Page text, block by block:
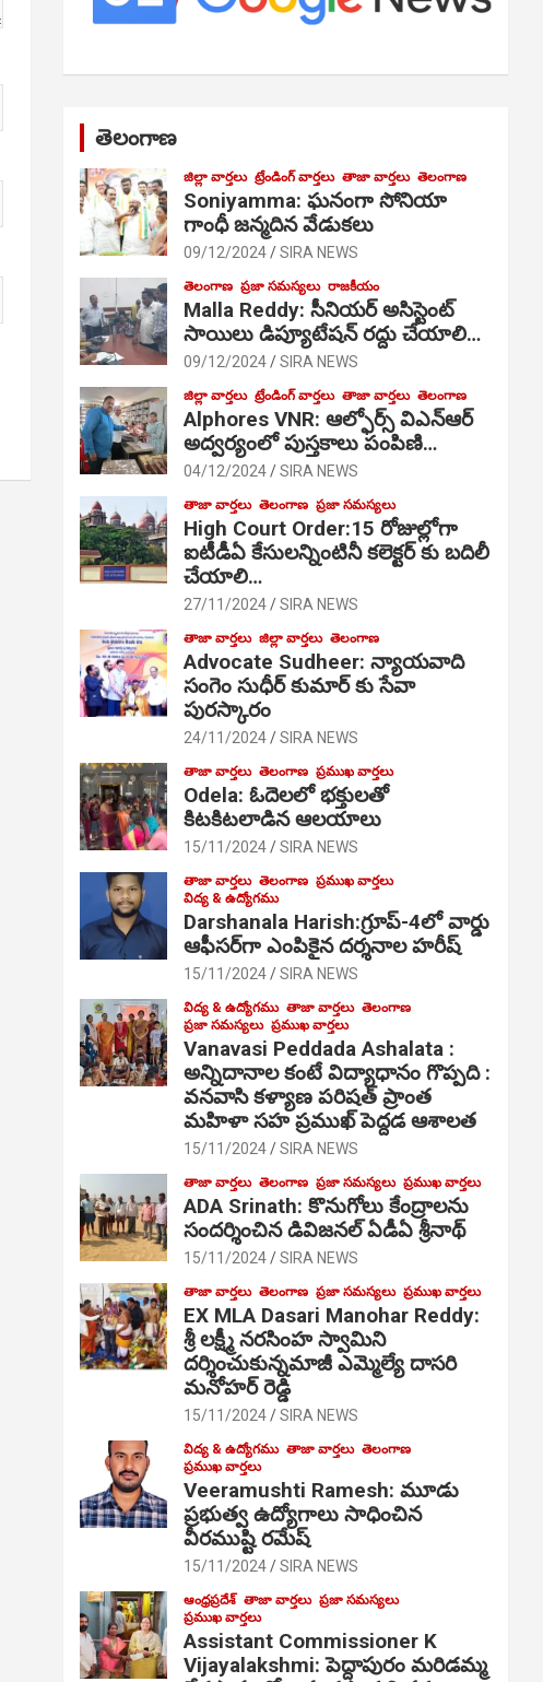
తెలంగాణ
జిల్లా వార్తలు ట్రేండింగ్ వార్తలు తాజా వార్తలు తెలంగాణ
Soniyamma: ఘ‌నంగా సోనియా
గాంధీ జ‌న్మ‌దిన వేడుక‌లు
09/12/2024 SIRA NEWS
తెలంగాణ ప్రజా సమస్యలు రాజకీయం
Malla Reddy: సీనియర్ అసిస్టెంట్
సాయిలు డిప్యూటేషన్ రద్దు చేయాలి…
09/12/2024 SIRA NEWS
జిల్లా వార్తలు ట్రేండింగ్ వార్తలు తాజా వార్తలు తెలంగాణ
Alphores VNR: ఆల్ఫోర్స్ విఎన్ఆర్
అద్వర్యంలో పుస్తకాలు పంపిణి…
04/12/2024 SIRA NEWS
తాజా వార్తలు తెలంగాణ ప్రజా సమస్యలు
High Court Order:15 రోజుల్లోగా
ఐటీడీఏ కేసులన్నింటినీ కలెక్టర్ కు బదిలీ
చేయాలి…
27/11/2024 SIRA NEWS
తాజా వార్తలు జిల్లా వార్తలు తెలంగాణ
Advocate Sudheer: న్యాయవాది
సంగెం సుధీర్ కుమార్ కు సేవా
పురస్కారం
24/11/2024 SIRA NEWS
తాజా వార్తలు తెలంగాణ ప్రముఖ వార్తలు
Odela: ఓదెల‌లో భక్తులతో
కిటకిటలాడిన ఆల‌యాలు
15/11/2024 SIRA NEWS
తాజా వార్తలు తెలంగాణ ప్రముఖ వార్తలు
విద్య & ఉద్యోగము
Darshanala Harish:గ్రూప్-4లో వార్డు
ఆఫీసర్‌గా ఎంపికైన దర్శనాల హరీష్
15/11/2024 SIRA NEWS
విద్య & ఉద్యోగము తాజా వార్తలు తెలంగాణ
ప్రజా సమస్యలు ప్రముఖ వార్తలు
Vanavasi Peddada Ashalata :
అన్నిదానాల కంటే విద్యాధానం గొప్పది :
వనవాసి కళ్యాణ పరిషత్ ప్రాంత
మహిళా సహ ప్రముఖ్ పెద్దడ ఆశాలత
15/11/2024 SIRA NEWS
తాజా వార్తలు తెలంగాణ ప్రజా సమస్యలు ప్రముఖ వార్తలు
ADA Srinath: కొనుగోలు కేంద్రాల‌ను
సంద‌ర్శించిన డివిజనల్ ఏడీఏ శ్రీనాథ్
15/11/2024 SIRA NEWS
తాజా వార్తలు తెలంగాణ ప్రజా సమస్యలు ప్రముఖ వార్తలు
EX MLA Dasari Manohar Reddy:
శ్రీ లక్ష్మీ నరసింహ స్వామిని
దర్శించుకున్నమాజీ ఎమ్మెల్యే దాసరి
మనోహర్ రెడ్డి
15/11/2024 SIRA NEWS
విద్య & ఉద్యోగము తాజా వార్తలు తెలంగాణ
ప్రముఖ వార్తలు
Veeramushti Ramesh: మూడు
ప్రభుత్వ ఉద్యోగాలు సాధించిన
వీరముష్టి రమేష్
15/11/2024 SIRA NEWS
ఆంధ్రప్రదేశ్ తాజా వార్తలు ప్రజా సమస్యలు
ప్రముఖ వార్తలు
Assistant Commissioner K
Vijayalakshmi: పెద్దాపురం మరిడమ్మ